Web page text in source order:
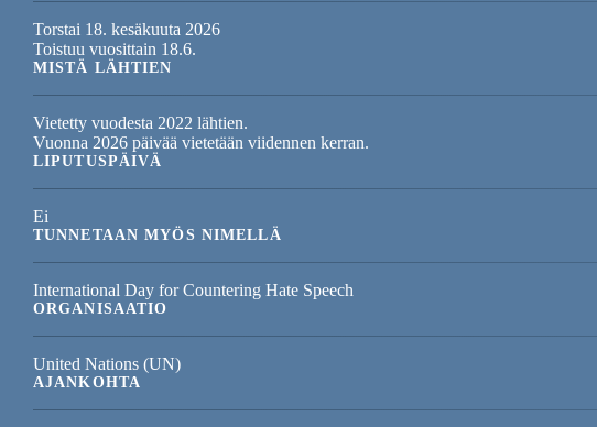
Torstai 18. kesäkuuta 2026
Toistuu vuosittain 18.6.
MISTÄ LÄHTIEN
Vietetty vuodesta 2022 lähtien.
Vuonna 2026 päivää vietetään viidennen kerran.
LIPUTUSPÄIVÄ
Ei
TUNNETAAN MYÖS NIMELLÄ
International Day for Countering Hate Speech
ORGANISAATIO
United Nations (UN)
AJANKOHTA